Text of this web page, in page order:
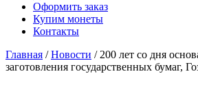
Оформить заказ
Купим монеты
Контакты
Главная /Новости / 200 лет со дня
заготовления государственных бумаг,